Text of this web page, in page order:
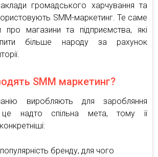
громадського харчування та
SMM-маркетинг. Те саме
магазини та підприємства, які
більше народу за рахунок
SMM маркетинг?
виробляють для заробляння
надто спільна мета, тому її
бренду, для чого